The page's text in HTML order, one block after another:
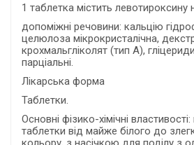
1 таблетка містить левотироксину
допоміжні речовини: кальцію
целюлоза мікрокристалічна,
крохмальгліколят (тип А),
парціальні.
Лікарська форма
Таблетки.
Основні фізико-хімічні властивості:
таблетки від майже білого до